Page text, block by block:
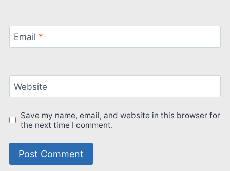
Email *
Website
Save my name, email, and website in this browser for
the next time I comment.